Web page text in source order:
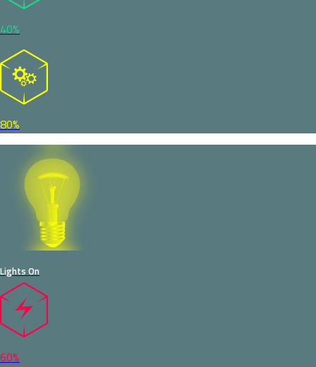
40%
80%
Lights On
60%